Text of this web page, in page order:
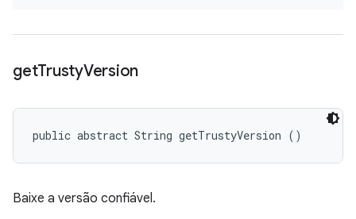
getTrustyVersion
public abstract String getTrustyVersion ()
Baixe a versão confiável.